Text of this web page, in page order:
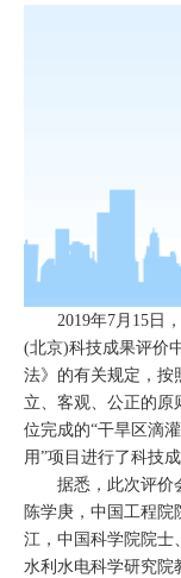
2019年7月15日，
(北京)科技成果评价
法》的有关规定，按
立、客观、公正的原
位完成的“干旱区滴
用”项目进行了科技成
据悉，此次评价会
陈学庚，中国工程
江，中国科学院院士
水利水电科学研究院